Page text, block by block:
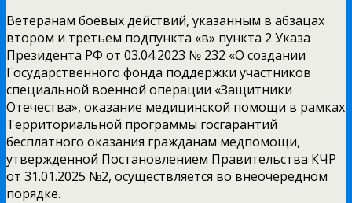
Ветеранам боевых действий, указанным в абзацах
втором и третьем подпункта «в» пункта 2 Указа
Президента РФ от 03.04.2023 № 232 «О создании
Государственного фонда поддержки участников
специальной военной операции «Защитники
Отечества», оказание медицинской помощи в рамках
Территориальной программы госгарантий
бесплатного оказания гражданам медпомощи,
утвержденной Постановлением Правительства КЧР
от 31.01.2025 №2, осуществляется во внеочередном
порядке.